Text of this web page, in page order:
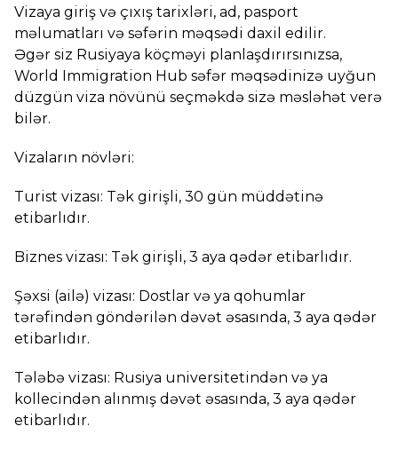
Vizaya giriş və çıxış tarixləri, ad, pasport
məlumatları və səfərin məqsədi daxil edilir.
Əgər siz Rusiyaya köçməyi planlaşdırırsınızsa,
World Immigration Hub səfər məqsədinizə uyğun
düzgün viza növünü seçməkdə sizə məsləhət verə
bilər.
Vizaların növləri:
Turist vizası: Tək girişli, 30 gün müddətinə
etibarlıdır.
Biznes vizası: Tək girişli, 3 aya qədər etibarlıdır.
Şəxsi (ailə) vizası: Dostlar və ya qohumlar
tərəfindən göndərilən dəvət əsasında, 3 aya qədər
etibarlıdır.
Tələbə vizası: Rusiya universitetindən və ya
kollecindən alınmış dəvət əsasında, 3 aya qədər
etibarlıdır.